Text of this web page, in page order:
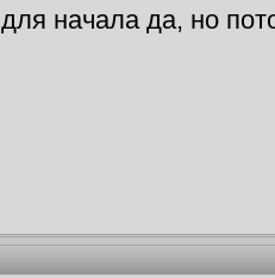
для начала да, но